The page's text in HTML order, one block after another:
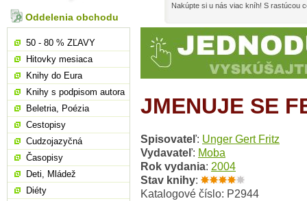
JMENUJE SE
Spisovateľ: Unger Gert Fritz
Vydavateľ: Moba
Rok vydania: 2004
Stav knihy:
Katalogové číslo: P2944
Nakúpte si u nás viac kníh! S rastúcou
Oddelenia obchodu
50 - 80 % ZĽAVY
Hitovky mesiaca
Knihy do Eura
Knihy s podpisom autora
Beletria, Poézia
Cestopisy
Cudzojazyčná
Časopisy
Deti, Mládež
Diéty